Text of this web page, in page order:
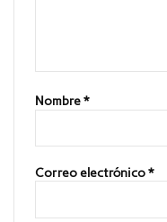
Nombre*
Correo electrónico*